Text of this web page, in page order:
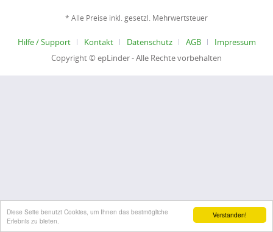
Verstanden!
Diese Seite benutzt Cookies, um Ihnen das bestmögliche
Erlebnis zu bieten.
* Alle Preise inkl. gesetzl. Mehrwertsteuer
Hilfe / Support Kontakt Datenschutz AGB
Impressum
Copyright © epLinder - Alle Rechte vorbehalten